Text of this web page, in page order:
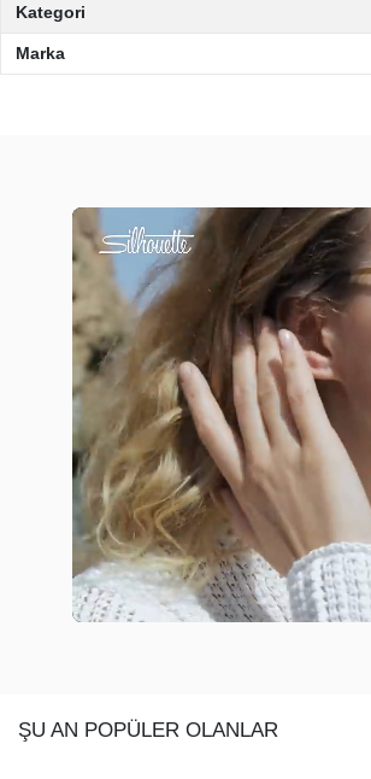
Kategori
Marka
ŞU AN POPÜLER OLANLAR